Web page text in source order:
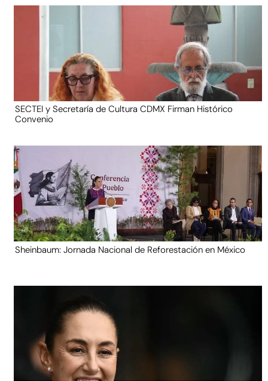
SECTEI y Secretaría de Cultura CDMX Firman Histórico
Convenio
Sheinbaum: Jornada Nacional de Reforestación en México